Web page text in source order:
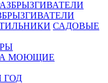
САДОВЫЕ
МОЮЩИЕ
ГОД